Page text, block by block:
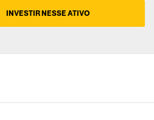
INVESTIR NESSE ATIVO